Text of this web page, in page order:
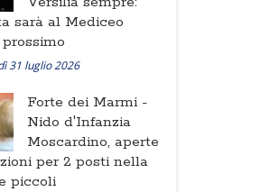
sarà al Mediceo
31 luglio 2026
Forte dei Marmi -
Nido d'Infanzia
Moscardino, aperte
per 2 posti nella
piccoli